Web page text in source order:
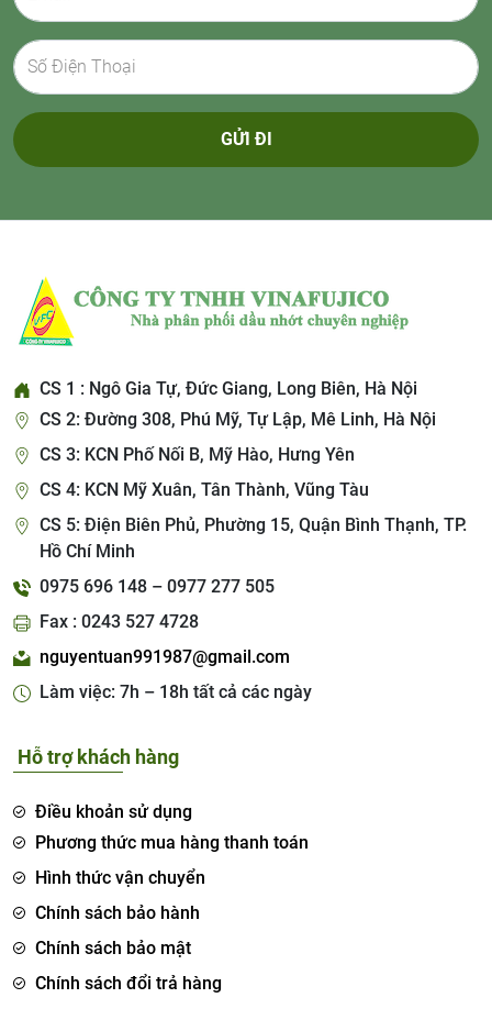
GỬI ĐI
CS 1 : Ngô Gia Tự, Đức Giang, Long Biên, Hà Nội
CS 2: Đường 308, Phú Mỹ, Tự Lập, Mê Linh, Hà Nội
CS 3: KCN Phố Nối B, Mỹ Hào, Hưng Yên
CS 4: KCN Mỹ Xuân, Tân Thành, Vũng Tàu
CS 5: Điện Biên Phủ, Phường 15, Quận Bình Thạnh, TP.
Hồ Chí Minh
0975 696 148 – 0977 277 505
Fax : 0243 527 4728
nguyentuan991987@gmail.com
Làm việc: 7h – 18h tất cả các ngày
Hỗ trợ khách hàng
Điều khoản sử dụng
Phương thức mua hàng thanh toán
Hình thức vận chuyển
Chính sách bảo hành
Chính sách bảo mật
Chính sách đổi trả hàng